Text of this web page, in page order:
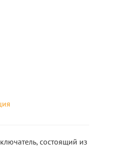
состоящий из